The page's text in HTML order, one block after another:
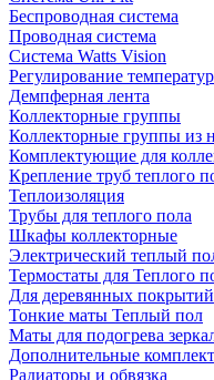
Беспроводная система
Проводная система
Система Watts Vision
Регулирование
Демпферная лента
Коллекторные группы
Коллекторные группы из
Комплектующие для
Крепление труб теплого
Теплоизоляция
Трубы для теплого пола
Шкафы коллекторные
Электрический теплый
Термостаты для Теплого
Для деревянных покрытий
Тонкие маты Теплый пол
Маты для подогрева
Дополнительные
Радиаторы и обвязка